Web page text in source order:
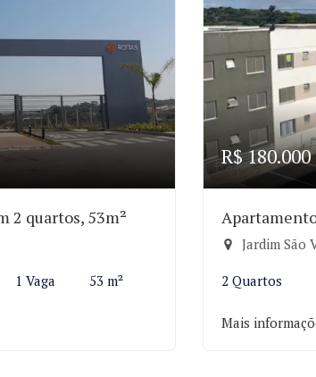
2 quartos, 53m²
1 Vaga 53 m²
R$ 180.000
Jardim São
2 Quartos
Mais